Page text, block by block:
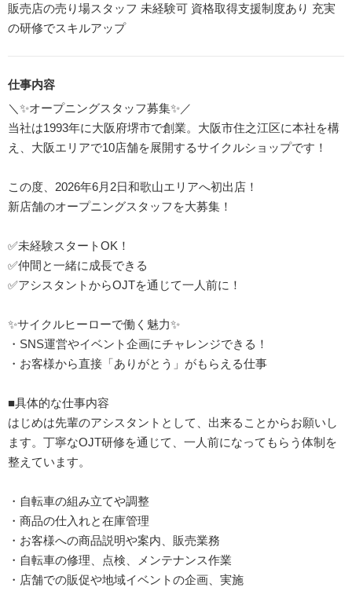
販売店の売り場スタッフ 未経験可 資格取得支援制度あり 充実
の研修でスキルアップ
仕事内容
＼✨オープニングスタッフ募集✨／
当社は1993年に大阪府堺市で創業。大阪市住之江区に本社を構
え、大阪エリアで10店舗を展開するサイクルショップです！
この度、2026年6月2日和歌山エリアへ初出店！
新店舗のオープニングスタッフを大募集！
✅未経験スタートOK！
✅仲間と一緒に成長できる
✅アシスタントからOJTを通じて一人前に！
✨サイクルヒーローで働く魅力✨
・SNS運営やイベント企画にチャレンジできる！
・お客様から直接「ありがとう」がもらえる仕事
■具体的な仕事内容
はじめは先輩のアシスタントとして、出来ることからお願いし
ます。丁寧なOJT研修を通じて、一人前になってもらう体制を
整えています。
・自転車の組み立てや調整
・商品の仕入れと在庫管理
・お客様への商品説明や案内、販売業務
・自転車の修理、点検、メンテナンス作業
・店舗での販促や地域イベントの企画、実施